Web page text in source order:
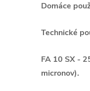
Domáce
Technické
FA 10 SX -
micronov).